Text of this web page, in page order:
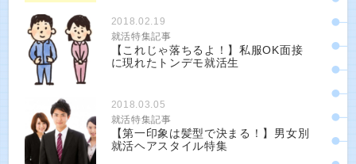
2018.02.19
就活特集記事
【これじゃ落ちるよ！】私服OK面接
に現れたトンデモ就活生
2018.03.05
就活特集記事
【第一印象は髪型で決まる！】男女別
就活ヘアスタイル特集